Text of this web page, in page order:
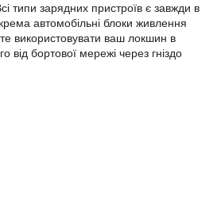
типи зарядних пристроїв є завжди в
автомобільні блоки живлення
використовувати ваш локшин в
від бортової мережі через гніздо